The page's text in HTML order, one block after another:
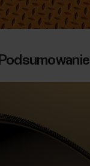
Podsumowanie